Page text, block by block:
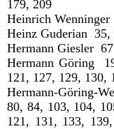
179, 209
Heinrich
Heinz Guderian 35,
Hermann Giesler 67
Hermann Göring
121, 127, 129, 130,
Hermann-Göring-
80, 84, 103, 104,
121, 131, 133,